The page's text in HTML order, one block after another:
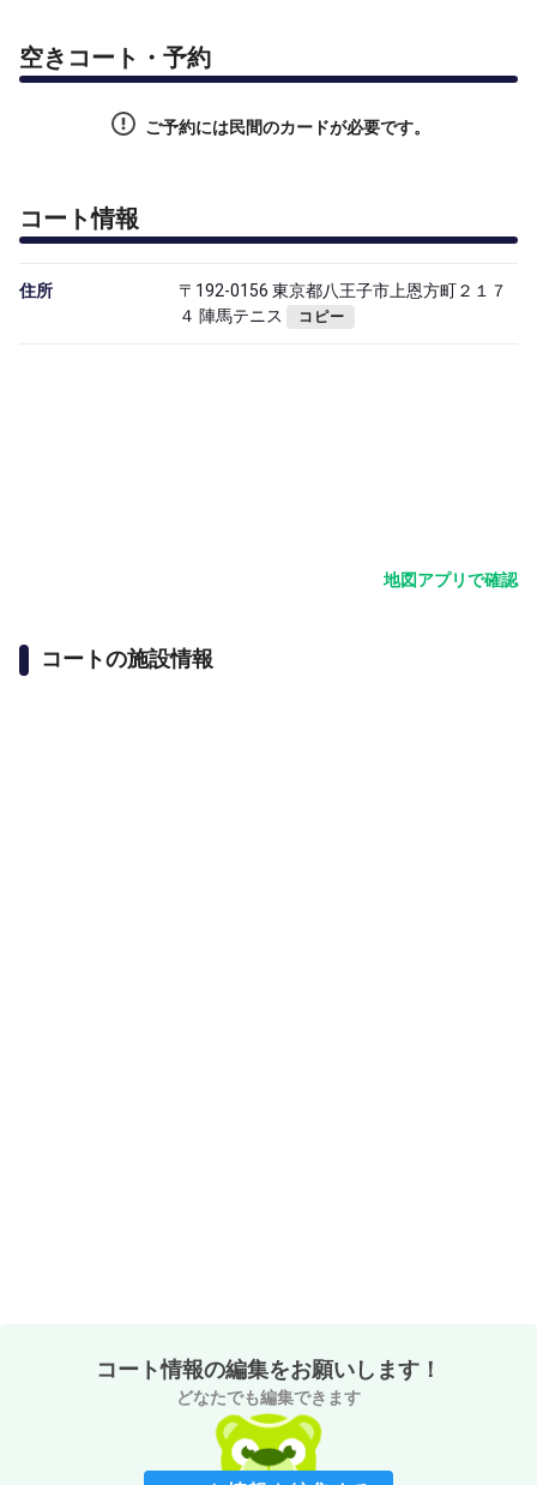
空きコート・予約
ご予約には民間のカードが必要です。
コート情報
住所
〒192-0156 東京都八王子市上恩方町２１７
４ 陣馬テニス
コピー
地図アプリで確認
コートの施設情報
コート情報の編集をお願いします！
どなたでも編集できます